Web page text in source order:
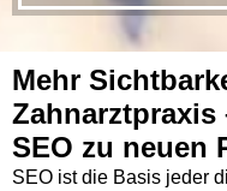
Mehr
SEO zu neuen
SEO ist die Basis jeder